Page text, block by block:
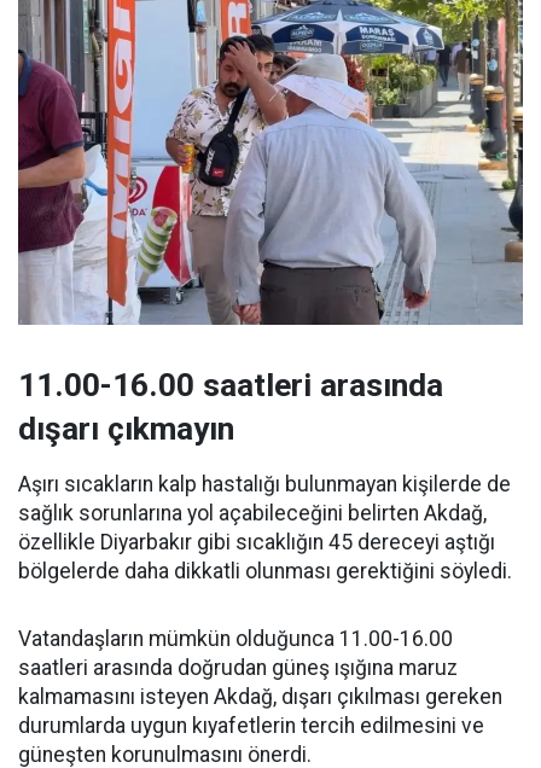
11.00-16.00 saatleri arasında
dışarı çıkmayın
Aşırı sıcakların kalp hastalığı bulunmayan kişilerde de
sağlık sorunlarına yol açabileceğini belirten Akdağ,
özellikle Diyarbakır gibi sıcaklığın 45 dereceyi aştığı
bölgelerde daha dikkatli olunması gerektiğini söyledi.
Vatandaşların mümkün olduğunca 11.00-16.00
saatleri arasında doğrudan güneş ışığına maruz
kalmamasını isteyen Akdağ, dışarı çıkılması gereken
durumlarda uygun kıyafetlerin tercih edilmesini ve
güneşten korunulmasını önerdi.